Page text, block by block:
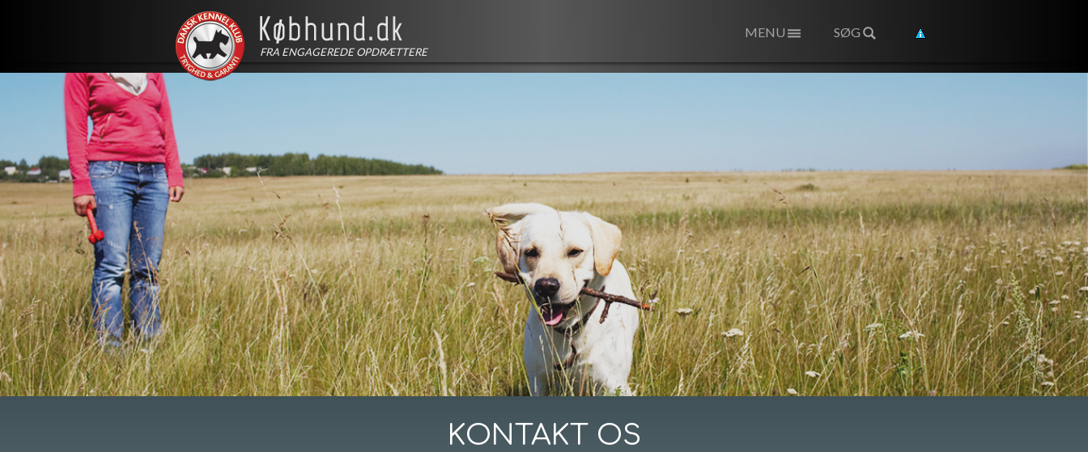
FRA ENGAGEREDE OPDRÆTTERE
SØG
MENU
KONTAKT OS